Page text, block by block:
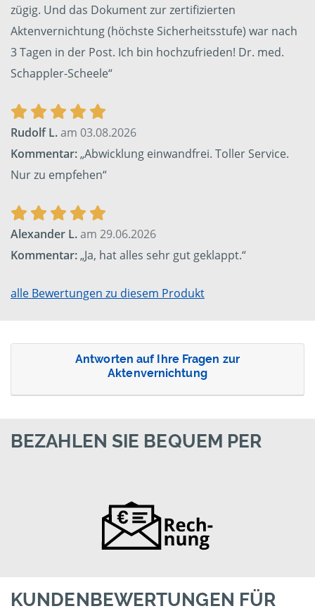
zügig. Und das Dokument zur zertifizierten
Aktenvernichtung (höchste Sicherheitsstufe) war nach
3 Tagen in der Post. Ich bin hochzufrieden! Dr. med.
Schappler-Scheele“
Rudolf L.am 03.08.2026
Kommentar:„Abwicklung einwandfrei. Toller Service.
Nur zu empfehen“
Alexander L.am 29.06.2026
Kommentar:„Ja, hat alles sehr gut geklappt.“
alle Bewertungen zu diesem Produkt
Antworten auf Ihre Fragen zur
Aktenvernichtung
BEZAHLEN SIE BEQUEM PER
KUNDENBEWERTUNGEN FÜR